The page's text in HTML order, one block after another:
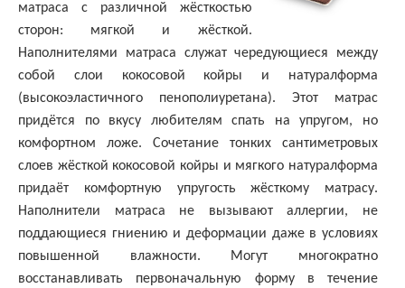
матраса с различной жёсткостью
сторон: мягкой и жёсткой.
Наполнителями матраса служат чередующиеся между
собой слои кокосовой койры и натуралформа
(высокоэластичного пенополиуретана). Этот матрас
придётся по вкусу любителям спать на упругом, но
комфортном ложе. Сочетание тонких сантиметровых
слоев жёсткой кокосовой койры и мягкого натуралформа
придаёт комфортную упругость жёсткому матрасу.
Наполнители матраса не вызывают аллергии, не
поддающиеся гниению и деформации даже в условиях
повышенной влажности. Могут многократно
восстанавливать первоначальную форму в течение